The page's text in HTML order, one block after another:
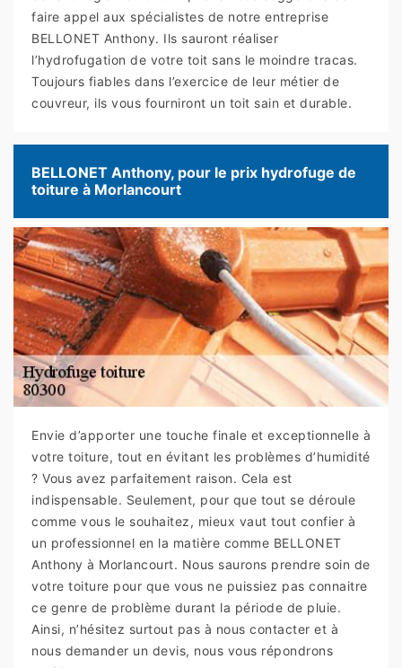
faire appel aux spécialistes de notre entreprise
BELLONET Anthony. Ils sauront réaliser
l’hydrofugation de votre toit sans le moindre tracas.
Toujours fiables dans l’exercice de leur métier de
couvreur, ils vous fourniront un toit sain et durable.
BELLONET Anthony, pour le prix hydrofuge de
toiture à Morlancourt
Envie d’apporter une touche finale et exceptionnelle à
votre toiture, tout en évitant les problèmes d’humidité
? Vous avez parfaitement raison. Cela est
indispensable. Seulement, pour que tout se déroule
comme vous le souhaitez, mieux vaut tout confier à
un professionnel en la matière comme BELLONET
Anthony à Morlancourt. Nous saurons prendre soin de
votre toiture pour que vous ne puissiez pas connaitre
ce genre de problème durant la période de pluie.
Ainsi, n’hésitez surtout pas à nous contacter et à
nous demander un devis, nous vous répondrons